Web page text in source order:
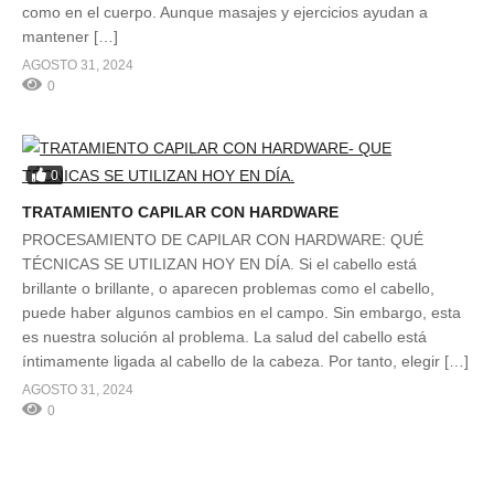
como en el cuerpo. Aunque masajes y ejercicios ayudan a
mantener […]
AGOSTO 31, 2024
0
0
TRATAMIENTO CAPILAR CON HARDWARE
PROCESAMIENTO DE CAPILAR CON HARDWARE: QUÉ
TÉCNICAS SE UTILIZAN HOY EN DÍA. Si el cabello está
brillante o brillante, o aparecen problemas como el cabello,
puede haber algunos cambios en el campo. Sin embargo, esta
es nuestra solución al problema. La salud del cabello está
íntimamente ligada al cabello de la cabeza. Por tanto, elegir […]
AGOSTO 31, 2024
0